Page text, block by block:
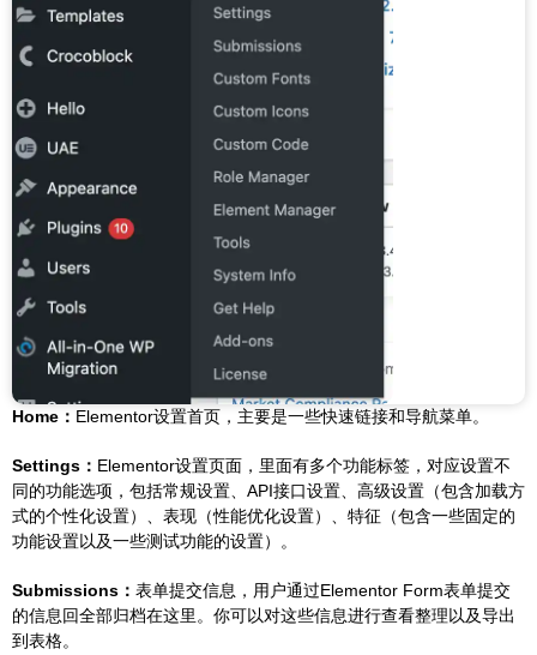
Home： Elementor设置首页，主要是一些快速链接和导航菜单。
Settings： Elementor设置页面，里面有多个功能标签，对应设置不
同的功能选项，包括常规设置、API接口设置、高级设置（包含加载方
式的个性化设置）、表现（性能优化设置）、特征（包含一些固定的
功能设置以及一些测试功能的设置）。
Submissions： 表单提交信息，用户通过Elementor Form表单提交
的信息回全部归档在这里。你可以对这些信息进行查看整理以及导出
到表格。